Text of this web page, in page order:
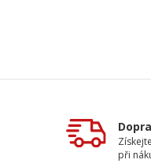
při